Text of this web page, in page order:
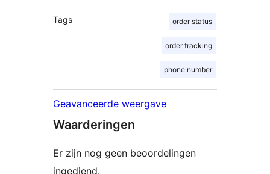
Tags order status
order tracking
phone number
Geavanceerde weergave
Waarderingen
Er zijn nog geen beoordelingen
ingediend.